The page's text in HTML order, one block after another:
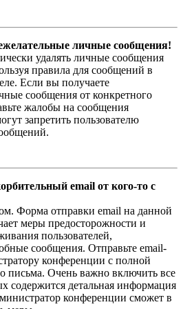
личные сообщения!
удалять личные сообщения
правила для сообщений в
Если вы получаете
сообщения от конкретного
жалобы на сообщения
запретить пользователю
email от кого-то с
Форма отправки email на данной
меры предосторожности и
пользователей,
сообщения. Отправьте email-
конференции с полной
письма. Очень важно включить все
содержится детальная информация
конференции сможет в